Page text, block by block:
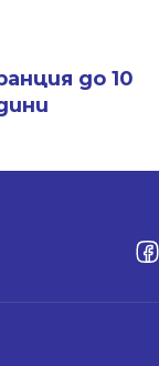
до 10